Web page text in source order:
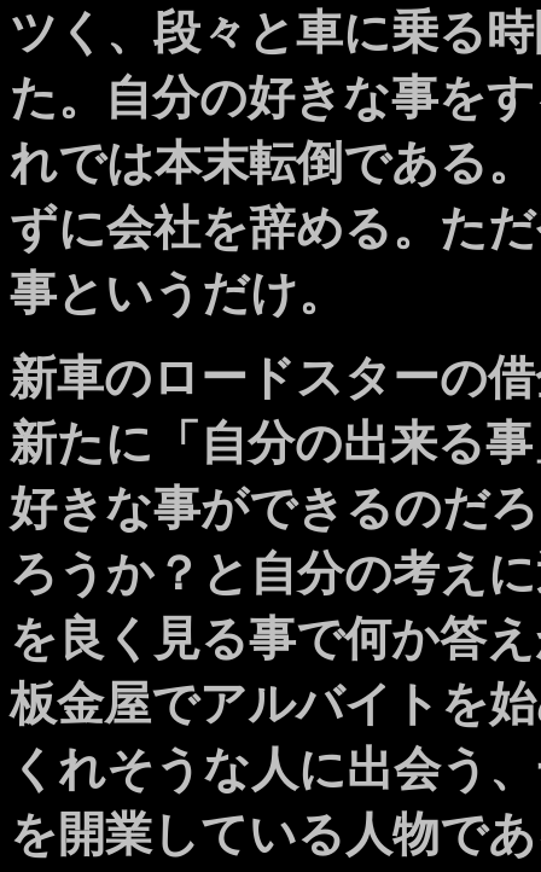
ツく、段々と車に乗る
た。自分の好きな事を
れでは本末転倒である
ずに会社を辞める。た
事というだけ。
新車のロードスターの
新たに「自分の出来る
好きな事ができるのだ
ろうか？と自分の考え
を良く見る事で何か答
板金屋でアルバイトを
くれそうな人に出会う
を開業している人物で